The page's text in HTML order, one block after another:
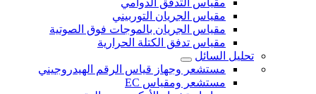
مقياس التدفق الدوامي
مقياس الجريان التوربيني
مقياس الجريان بالموجات فوق الصوتية
مقياس تدفق الكتلة الحرارية
تحليل السائل
مستشعر وجهاز قياس الرقم الهيدروجيني
مستشعر ومقياس EC